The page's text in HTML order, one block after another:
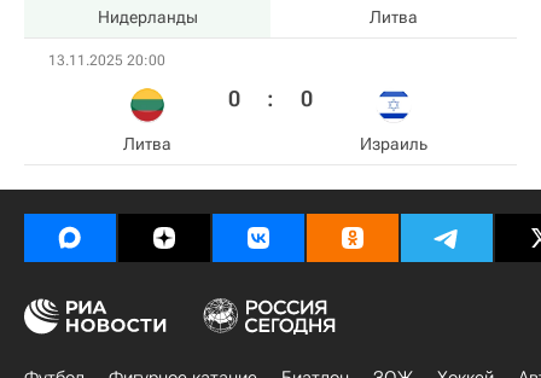
Нидерланды Литва
13.11.2025 20:00
Литва
0 : 0
Израиль